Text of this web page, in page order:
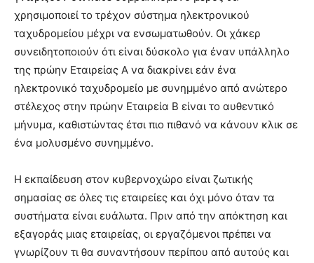
χρησιμοποιεί το τρέχον σύστημα ηλεκτρονικού
ταχυδρομείου μέχρι να ενσωματωθούν. Οι χάκερ
συνειδητοποιούν ότι είναι δύσκολο για έναν υπάλληλο
της πρώην Εταιρείας Α να διακρίνει εάν ένα
ηλεκτρονικό ταχυδρομείο με συνημμένο από ανώτερο
στέλεχος στην πρώην Εταιρεία Β είναι το αυθεντικό
μήνυμα, καθιστώντας έτσι πιο πιθανό να κάνουν κλικ σε
ένα μολυσμένο συνημμένο.
Η εκπαίδευση στον κυβερνοχώρο είναι ζωτικής
σημασίας σε όλες τις εταιρείες και όχι μόνο όταν τα
συστήματα είναι ευάλωτα. Πριν από την απόκτηση και
εξαγοράς μιας εταιρείας, οι εργαζόμενοι πρέπει να
γνωρίζουν τι θα συναντήσουν περίπου από αυτούς και